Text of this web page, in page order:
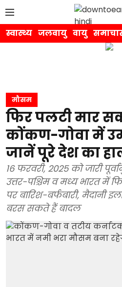
स्वास्थ्य जलवायु वायु
मौसम
फिर पलटी मार
कोंकण-गोवा में
जानें पूरे देश का
16 फरवरी, 2025 को जारी
उत्तर-पश्चिम व मध्य भारत में
पर बारिश-बर्फबारी, मैदानी
बरस सकते हैं बादल